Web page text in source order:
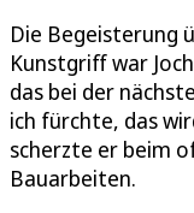
Die Begeisterung
Kunstgriff war
das bei der
ich fürchte, das
scherzte er beim
Bauarbeiten.